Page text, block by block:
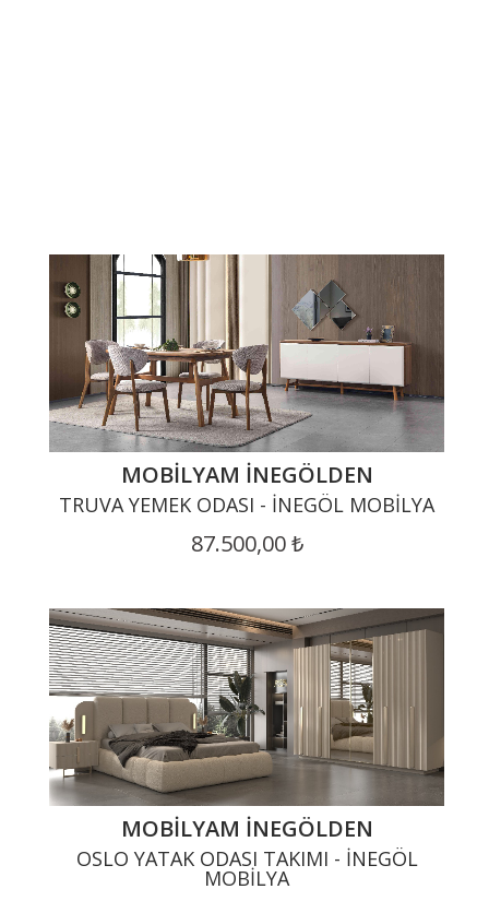
MOBILYAM İNEGÖLDEN
TRUVA YEMEK ODASI - İNEGÖL MOBILYA
87.500,00 ₺
MOBILYAM İNEGÖLDEN
OSLO YATAK ODASI TAKIMI - İNEGÖL
MOBILYA